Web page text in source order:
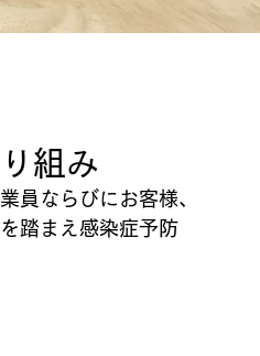
組み
員ならびにお客様、
踏まえ感染症予防